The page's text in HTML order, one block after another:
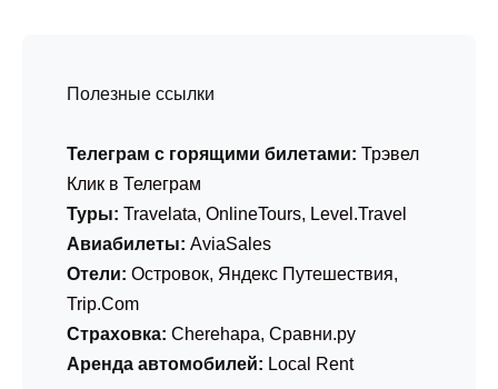
Полезные ссылки
Телеграм с горящими билетами: Трэвел
Клик в Телеграм
Туры: Travelata, OnlineTours, Level.Travel
Авиабилеты: AviaSales
Отели: Островок, Яндекс Путешествия,
Trip.Com
Страховка: Cherehapa, Сравни.ру
Аренда автомобилей: Local Rent